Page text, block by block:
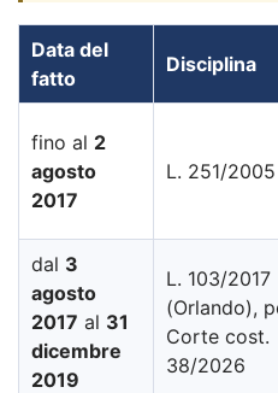
Data del
fatto
Disciplina
fino al 2
agosto
2017
L. 251/2005
dal 3
agosto
2017 al 31
dicembre
2019
L. 103/2017
(Orlando),
Corte cost.
38/2026